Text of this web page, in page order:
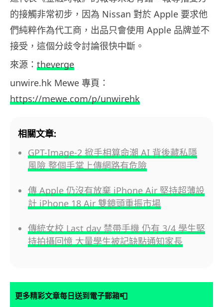
的接觸非常初步，因為 Nissan 對於 Apple 要求他
們純粹作為代工商，出品只會使用 Apple 品牌並不
接受，這個分歧令討論很快中斷。
來源： theverge
unwire.hk Mewe 專頁：
https://mewe.com/p/unwirehk
相關文章:
GPT-Image-2 掀手相算命潮 AI 背後藏私隱
風險 整個手掌上傳網路有危險
傳 Apple 仍沒有放棄 iPhone Air 堅持超薄設
計 iPhone 18 Air 雙鏡頭重振市場
傳統女校 Last day 禁帶手機 仍有 3/4 學生堅
持拍攝回憶 大量學生被記缺點通知家長
更多精彩文章每日送到電子郵箱📮